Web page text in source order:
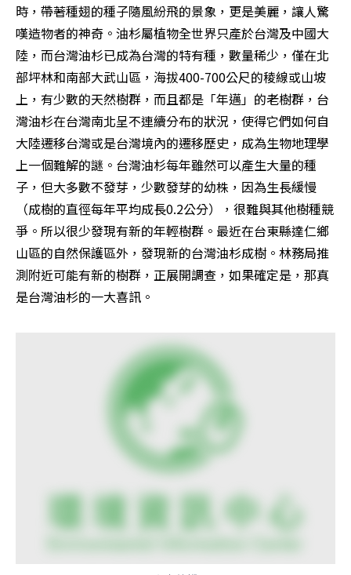
時，帶著種翅的種子隨風紛飛的景象，更是美麗，讓人驚
嘆造物者的神奇。油杉屬植物全世界只產於台灣及中國大
陸，而台灣油杉已成為台灣的特有種，數量稀少，僅在北
部坪林和南部大武山區，海拔400-700公尺的稜線或山坡
上，有少數的天然樹群，而且都是「年邁」的老樹群，台
灣油杉在台灣南北呈不連續分布的狀況，使得它們如何自
大陸遷移台灣或是台灣境內的遷移歷史，成為生物地理學
上一個難解的謎。台灣油杉每年雖然可以產生大量的種
子，但大多數不發芽，少數發芽的幼株，因為生長緩慢
（成樹的直徑每年平均成長0.2公分），很難與其他樹種競
爭。所以很少發現有新的年輕樹群。最近在台東縣達仁鄉
山區的自然保護區外，發現新的台灣油杉成樹。林務局推
測附近可能有新的樹群，正展開調查，如果確定是，那真
是台灣油杉的一大喜訊。